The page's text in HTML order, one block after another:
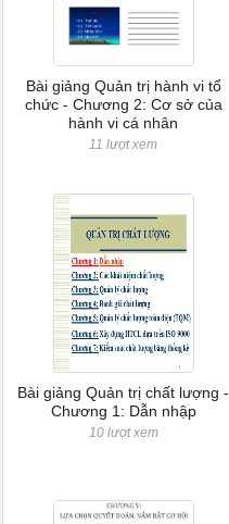
Bài giảng Quản trị hành vi tổ
chức - Chương 2: Cơ sở của
hành vi cá nhân
11 lượt xem
Bài giảng Quản trị chất lượng -
Chương 1: Dẫn nhập
10 lượt xem